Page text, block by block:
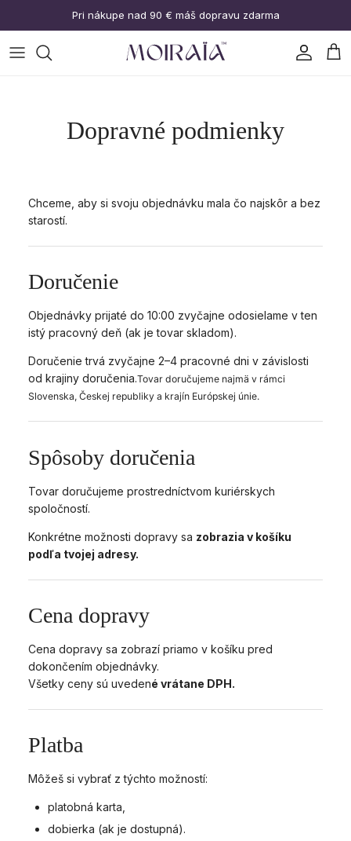
Pri nákupe nad 90 € máš dopravu zdarma
Účet
Dopravné podmienky
Chceme, aby si svoju objednávku mala čo najskôr a bez
starostí.
Doručenie
Objednávky prijaté do 10:00 zvyčajne odosielame v ten
istý pracovný deň (ak je tovar skladom).
Doručenie trvá zvyčajne 2–4 pracovné dni v závislosti
od krajiny doručenia.Tovar doručujeme najmä v rámci
Slovenska, Českej republiky a krajín Európskej únie.
Spôsoby doručenia
Tovar doručujeme prostredníctvom kuriérskych
spoločností.
Konkrétne možnosti dopravy sa zobrazia v košíku
podľa tvojej adresy.
Cena dopravy
Cena dopravy sa zobrazí priamo v košíku pred
dokončením objednávky.
Všetky ceny sú uvedené vrátane DPH.
Platba
Môžeš si vybrať z týchto možností:
platobná karta,
dobierka (ak je dostupná).